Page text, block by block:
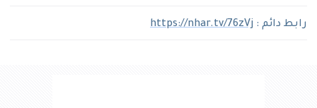
رابط دائم : https://nhar.tv/76zVj